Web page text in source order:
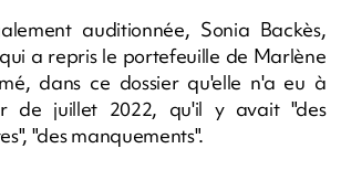
auditionnée, Sonia Backès,
a repris le portefeuille de Marlène
dans ce dossier qu'elle n'a eu à
de juillet 2022, qu'il y avait "des
"des manquements".